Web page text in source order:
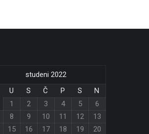
studeni 2022
U S Č P S
N
1
2 3 4 5
6
8 9 10 11 12
13
15 16 17 18 19
20